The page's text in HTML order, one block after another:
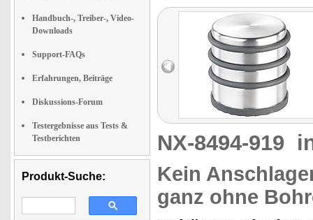
Handbuch-, Treiber-, Video-
Downloads
Support-FAQs
Erfahrungen, Beiträge
Diskussions-Forum
Testergebnisse aus Tests &
Testberichten
Produkt-Suche:
NX-8494-919
Kein
ganz ohne